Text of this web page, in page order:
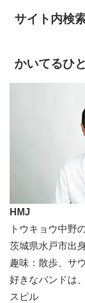
サイト内検
かいてるひと
HMJ
トウキョウ中野
茨城県水戸市出
趣味：散歩、サ
好きなバンドは
スピル